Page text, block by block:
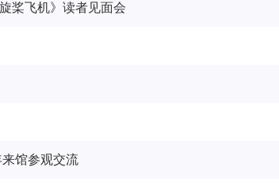
桨飞机》读者见面会
馆参观交流